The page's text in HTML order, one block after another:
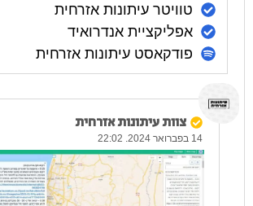
טוויטר עיתונות אזרחית
אפליקציית אנדרואיד
פודקאסט עיתונות אזרחית
צוות עיתונות אזרחית
14 בפברואר 2024. 22:02